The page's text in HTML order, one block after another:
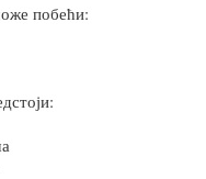
побећи: